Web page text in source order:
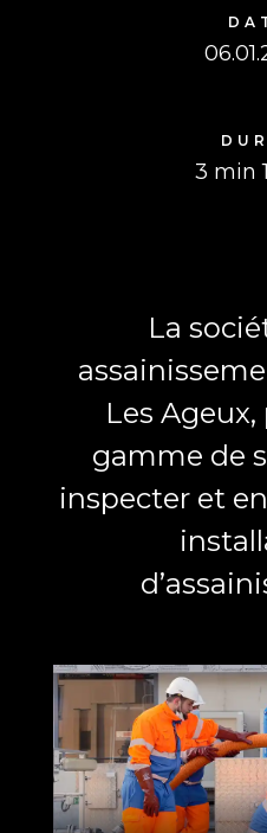
3 min
La
Les
gamme de
inspecter et